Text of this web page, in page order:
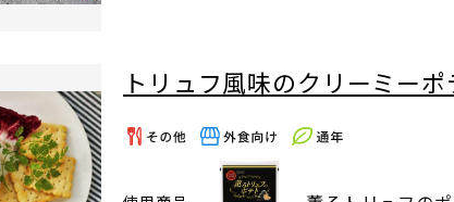
トリュフ風味のクリーミー